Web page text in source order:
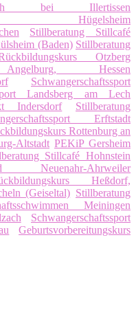
Buch bei Illertissen
Hügelsheim
Stillberatung Stillcafé
(Baden) Stillberatung
Otzberg
Angelburg, Hessen
Schwangerschaftssport
Landsberg am Lech
Indersdorf
Stillberatung
Erftstadt
Rottenburg an
Altstadt PEKiP Gersheim
Stillcafé Hohnstein
Neuenahr-Ahrweiler
Heßdorf,
(Geiseltal) Stillberatung
Meiningen
Schwangerschaftssport
Geburtsvorbereitungskurs